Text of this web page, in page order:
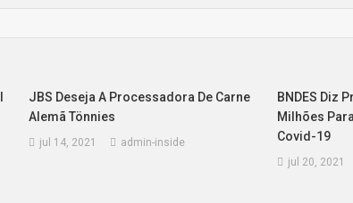
JBS Deseja A Processadora De Carne
Alemã Tönnies
jul 14, 2021 admin-inside
BNDES Diz
Milhões
Covid-19
jul 20, 2021